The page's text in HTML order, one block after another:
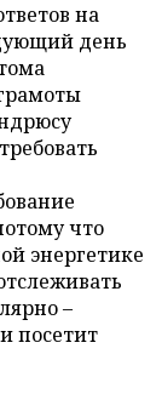
на
день
что
энергетике
–
посетит